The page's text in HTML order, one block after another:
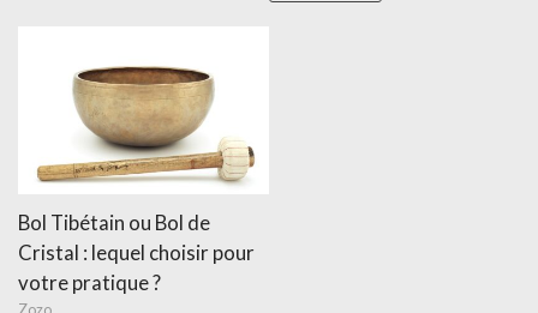
Bol Tibétain ou Bol de
Cristal : lequel choisir pour
votre pratique ?